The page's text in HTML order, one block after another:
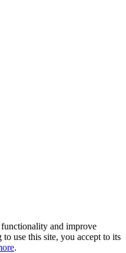
and improve
use this site, you accept to its
.